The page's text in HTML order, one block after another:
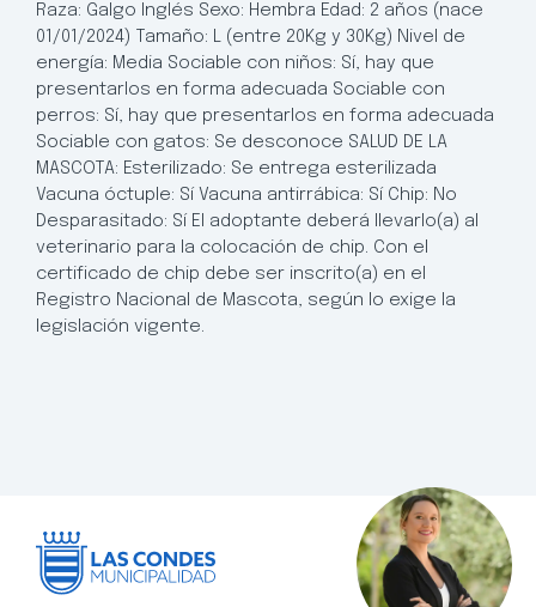
Raza: Galgo Inglés Sexo: Hembra Edad: 2 años (nace
01/01/2024) Tamaño: L (entre 20Kg y 30Kg) Nivel de
energía: Media Sociable con niños: Sí, hay que
presentarlos en forma adecuada Sociable con
perros: Sí, hay que presentarlos en forma adecuada
Sociable con gatos: Se desconoce SALUD DE LA
MASCOTA: Esterilizado: Se entrega esterilizada
Vacuna óctuple: Sí Vacuna antirrábica: Sí Chip: No
Desparasitado: Sí El adoptante deberá llevarlo(a) al
veterinario para la colocación de chip. Con el
certificado de chip debe ser inscrito(a) en el
Registro Nacional de Mascota, según lo exige la
legislación vigente.